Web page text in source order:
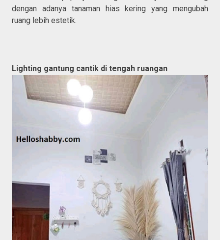
dengan adanya tanaman hias kering yang mengubah
ruang lebih estetik.
Lighting gantung cantik di tengah ruangan